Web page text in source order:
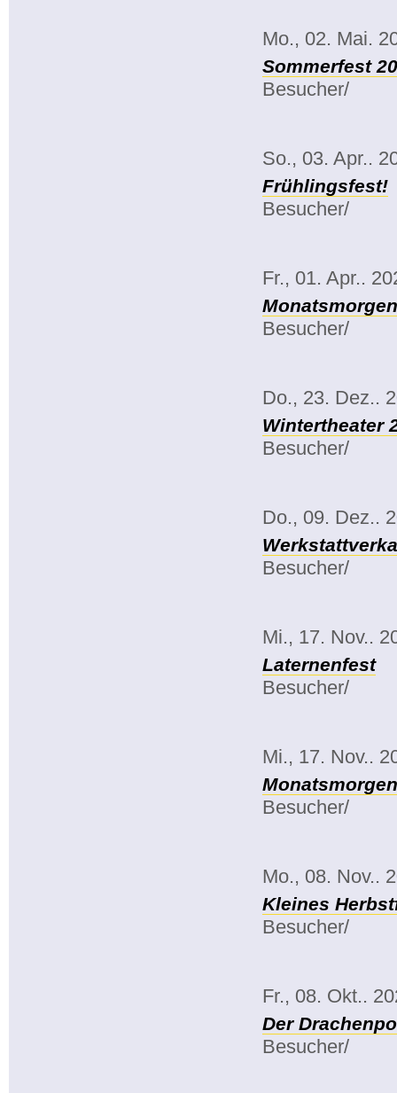
Mo., 02. Mai.
Sommerfest
Besucher/
So., 03. Apr..
Frühlingsfest!
Besucher/
Fr., 01. Apr..
Besucher/
Do., 23. Dez..
Wintertheater
Besucher/
Do., 09. Dez..
Besucher/
Mi., 17. Nov..
Laternenfest
Besucher/
Mi., 17. Nov..
Besucher/
Mo., 08. Nov..
Kleines
Besucher/
Fr., 08. Okt..
Der
Besucher/